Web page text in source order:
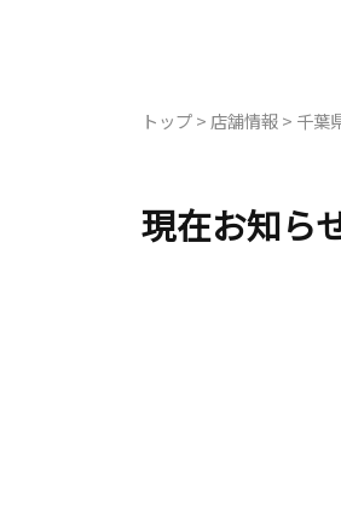
トップ> 店舗情報> 千葉
現在お知ら